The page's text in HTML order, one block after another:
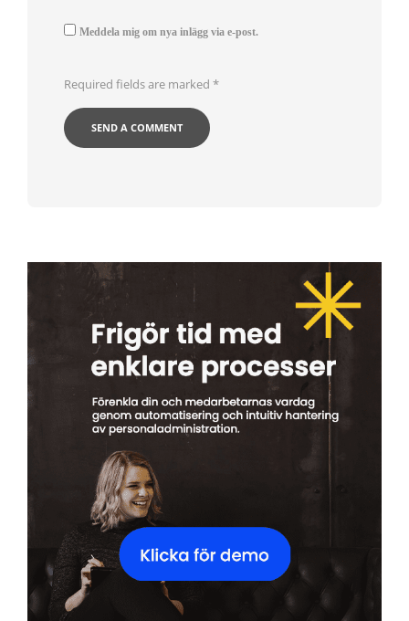
Meddela mig om nya inlägg via e-post.
Required fields are marked *